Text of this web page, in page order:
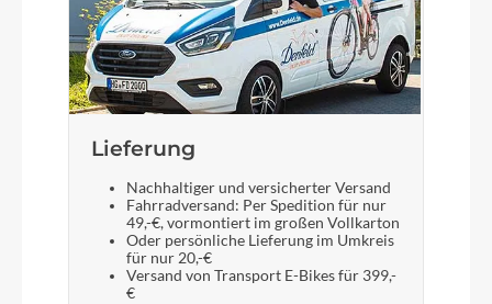
Lieferung
Nachhaltiger und versicherter Versand
Fahrradversand: Per Spedition für nur
49,-€, vormontiert im großen Vollkarton
Oder persönliche Lieferung im Umkreis
für nur 20,-€
Versand von Transport E-Bikes für 399,-
€